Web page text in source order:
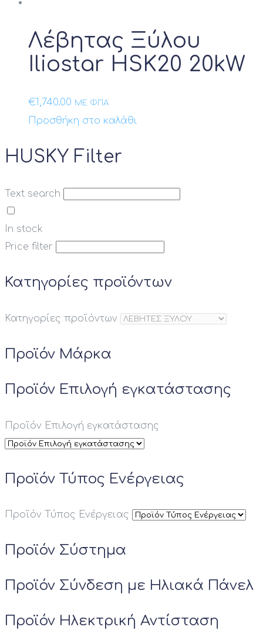
Λέβητας Ξύλου
Iliostar HSK20 20kW
€1,740.00 ΜΕ ΦΠΑ
Προσθήκη στο καλάθι
HUSKY Filter
Text search
In stock
Price filter
Κατηγορίες προϊόντων
Κατηγορίες προϊόντων
Προϊόν Μάρκα
Προϊόν Επιλογή εγκατάστασης
Προϊόν Επιλογή εγκατάστασης
Προϊόν Τύπος Ενέργειας
Προϊόν Τύπος Ενέργειας
Προϊόν Σύστημα
Προϊόν Σύνδεση με Ηλιακά Πάνελ
Προϊόν Ηλεκτρική Αντίσταση